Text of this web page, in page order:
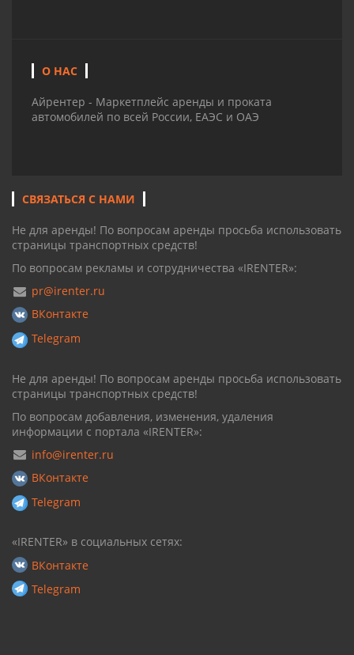
О НАС
Айрентер - Маркетплейс аренды и проката
автомобилей по всей России, ЕАЭС и ОАЭ
СВЯЗАТЬСЯ С НАМИ
Не для аренды! По вопросам аренды просьба использовать
страницы транспортных средств!
По вопросам рекламы и сотрудничества «IRENTER»:
pr@irenter.ru
ВКонтакте
Telegram
Не для аренды! По вопросам аренды просьба использовать
страницы транспортных средств!
По вопросам добавления, изменения, удаления
информации с портала «IRENTER»:
info@irenter.ru
ВКонтакте
Telegram
«IRENTER» в социальных сетях:
ВКонтакте
Telegram